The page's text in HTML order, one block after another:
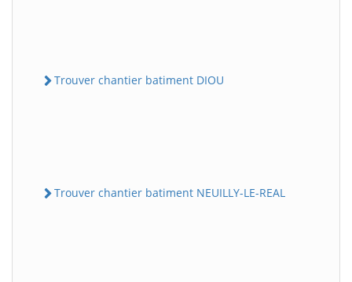
Trouver chantier batiment DIOU
Trouver chantier batiment NEUILLY-LE-REAL